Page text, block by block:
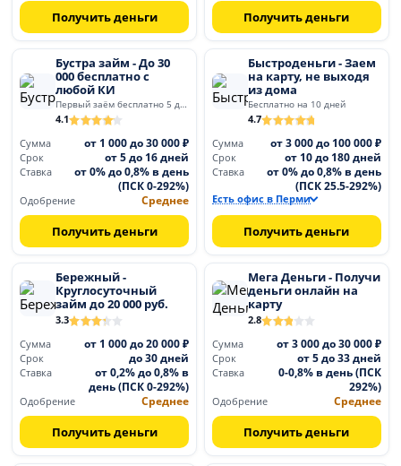
Получить деньги Получить деньги
Бустра займ - До 30
000 бесплатно с
любой КИ
Первый заём бесплатно 5 дней
4.1
Сумма
от 1 000 до 30 000 ₽
Срок от 5 до 16 дней
Ставка
от 0% до 0,8% в день
(ПСК 0-292%)
Одобрение Среднее
Получить деньги
Быстроденьги - Заем
на карту, не выходя
из дома
Бесплатно на 10 дней
4.7
Сумма
от 3 000 до 100 000 ₽
Срок от 10 до 180 дней
Ставка
от 0% до 0,8% в день
(ПСК 25.5-292%)
Есть офис в Перми
Получить деньги
Бережный -
Круглосуточный
займ до 20 000 руб.
3.3
Сумма
от 1 000 до 20 000 ₽
Срок до 30 дней
Ставка
от 0,2% до 0,8% в
день (ПСК 0-292%)
Одобрение Среднее
Получить деньги
Мега Деньги - Получи
деньги онлайн на
карту
2.8
Сумма
от 3 000 до 30 000 ₽
Срок от 5 до 33 дней
Ставка
0-0,8% в день (ПСК
292%)
Одобрение Среднее
Получить деньги